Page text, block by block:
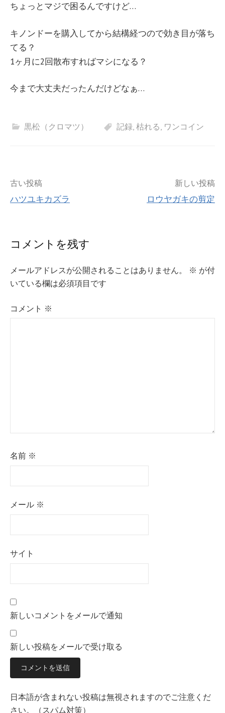
ちょっとマジで困るんですけど…
キノンドーを購入してから結構経つので効き目が落ち
てる？
1ヶ月に2回散布すればマシになる？
今まで大丈夫だったんだけどなぁ…
黒松（クロマツ） 記録, 枯れる, ワンコイン
投
稿
ビ
ゲ
ー
シ
古い投稿
ハツユキカズラ
新しい投稿
ロウヤガキの剪定
コメントを残す
メールアドレスが公開されることはありません。 ※ が付
いている欄は必須項目です
コメント ※
名前 ※
メール ※
サイト
新しいコメントをメールで通知
新しい投稿をメールで受け取る
日本語が含まれない投稿は無視されますのでご注意くだ
さい。（スパム対策）